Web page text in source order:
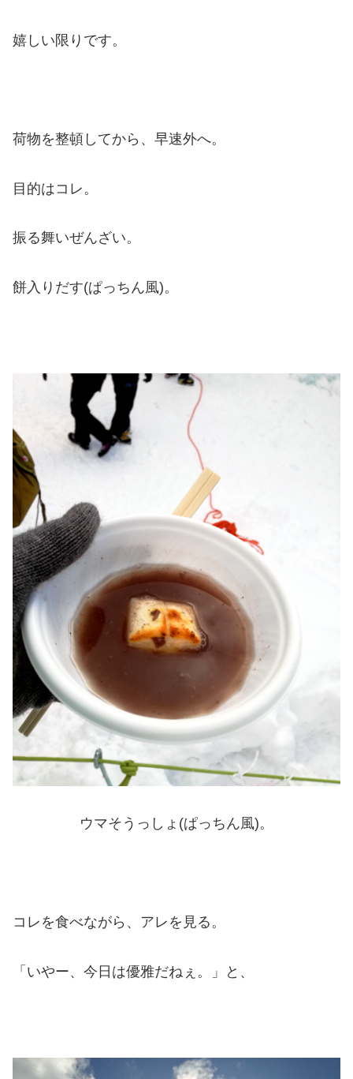
嬉しい限りです。
荷物を整頓してから、早速外へ。
目的はコレ。
振る舞いぜんざい。
餅入りだす(ぱっちん風)。
ウマそうっしょ(ぱっちん風)。
コレを食べながら、アレを見る。
「いやー、今日は優雅だねぇ。」と、